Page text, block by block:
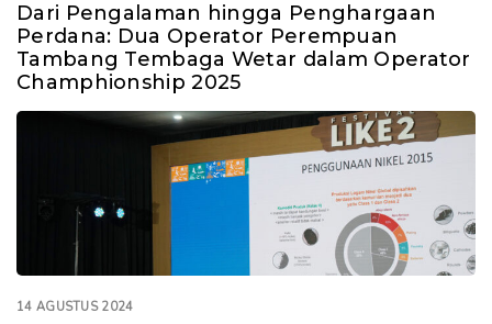
Dari Pengalaman hingga Penghargaan
Perdana: Dua Operator Perempuan
Tambang Tembaga Wetar dalam Operator
Champhionship 2025
14 AGUSTUS 2024